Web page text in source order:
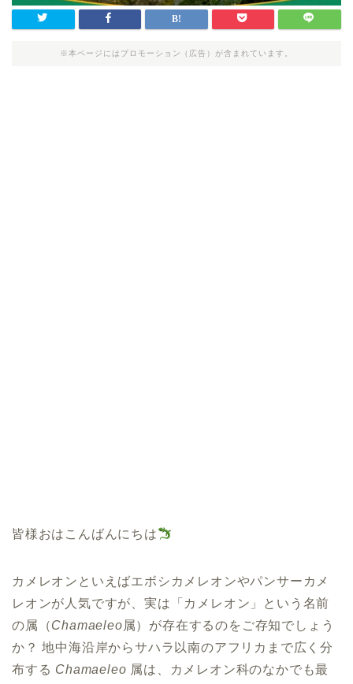
※本ページにはプロモーション（広告）が含まれています。
皆様おはこんばんにちは
カメレオンといえばエボシカメレオンやパンサーカメ
レオンが人気ですが、実は「カメレオン」という名前
の属（Chamaeleo属）が存在するのをご存知でしょう
か？ 地中海沿岸からサハラ以南のアフリカまで広く分
布する Chamaeleo 属は、カメレオン科のなかでも最